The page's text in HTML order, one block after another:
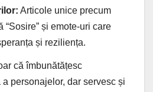
Articole unice precum
“Sosire” și emote-uri care
și reziliența.
că îmbunătățesc
personajelor, dar servesc și